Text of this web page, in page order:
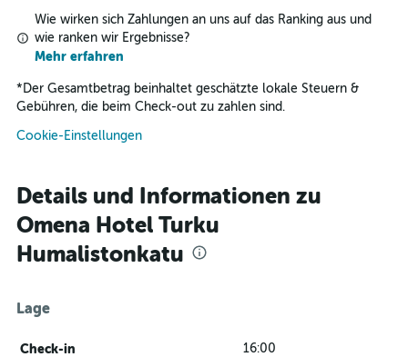
Wie wirken sich Zahlungen an uns auf das Ranking aus und
wie ranken wir Ergebnisse?
Mehr erfahren
* Der Gesamtbetrag beinhaltet geschätzte lokale Steuern &
Gebühren, die beim Check-out zu zahlen sind.
Cookie-Einstellungen
Details und Informationen zu
Omena Hotel Turku
Humalistonkatu
Lage
Check-in 16:00